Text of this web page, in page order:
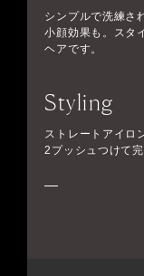
シンプルで洗練さ
小顔効果も。スタ
ヘアです。
Styling
ストレートアイロ
2プッシュつけて完